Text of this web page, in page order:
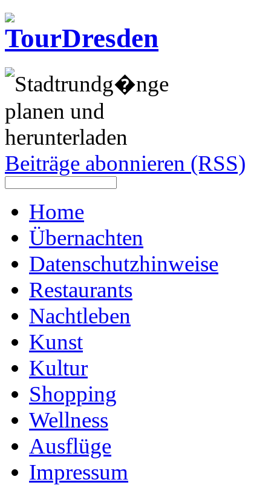
Beiträge abonnieren (RSS)
Home
Übernachten
Datenschutzhinweise
Restaurants
Nachtleben
Kunst
Kultur
Shopping
Wellness
Ausflüge
Impressum